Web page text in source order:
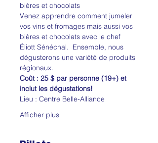
bières et chocolats
Venez apprendre comment jumeler
vos vins et fromages mais aussi vos
bières et chocolats avec le chef
Éliott Sénéchal.  Ensemble, nous
dégusterons une variété de produits
régionaux.
Coût : 25 $ par personne (19+) et
inclut les dégustations!
Lieu : Centre Belle-Alliance
Afficher plus